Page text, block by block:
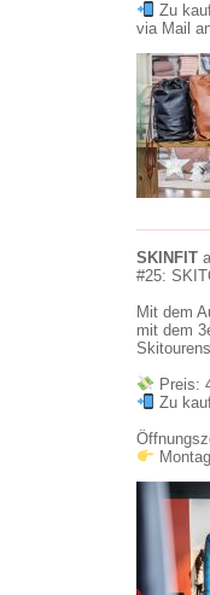
Zu
via Mail
SKINFIT
#25:
Mit dem
mit dem
Preis:
Zu